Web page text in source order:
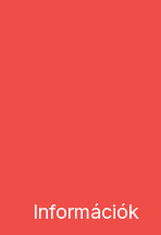
Információk